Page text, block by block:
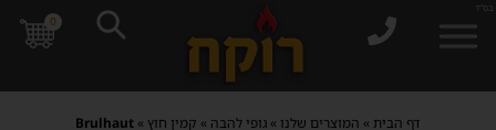
בס"ד
0
דף הבית » המוצרים שלנו »גופי להבה » קמין חוץ »
Brulhaut